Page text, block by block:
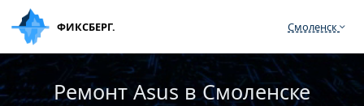
ФИКСБЕРГ. Смоленск
Ремонт Asus в Смоленске